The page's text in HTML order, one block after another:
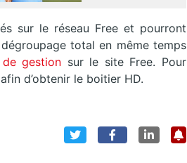
sur le réseau Free et pourront
total en même temps
gestion sur le site Free. Pour
d’obtenir le boitier HD.